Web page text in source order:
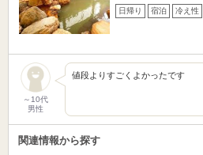
日帰り 宿泊 冷え性
～10代
男性
値段よりすごくよかったです
関連情報から探す